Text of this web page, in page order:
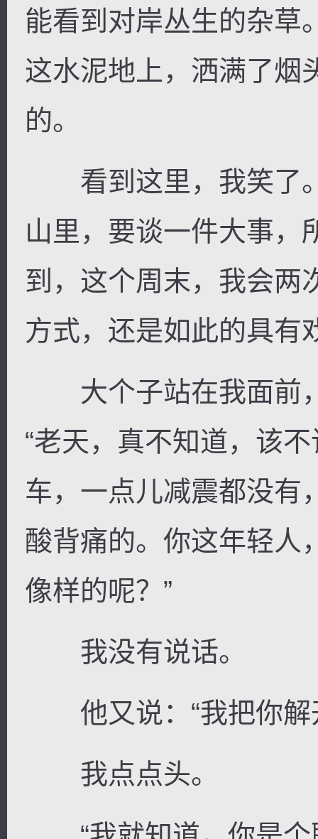
能看到对岸丛生的杂草
这水泥地上，洒满了烟
的。
看到这里，我笑了
山里，要谈一件大事，
到，这个周末，我会两
方式，还是如此的具有
大个子站在我面前
“老天，真不知道，该
车，一点儿减震都没有
酸背痛的。你这年轻人
像样的呢？”
我没有说话。
他又说：“我把你解
我点点头。